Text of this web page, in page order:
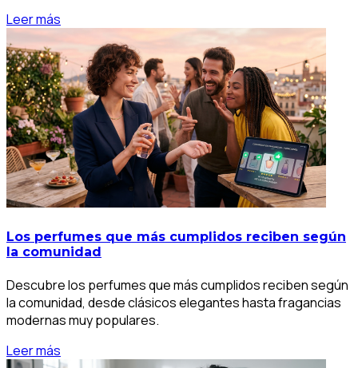
Leer más
Los perfumes que más cumplidos reciben según
la comunidad
Descubre los perfumes que más cumplidos reciben según
la comunidad, desde clásicos elegantes hasta fragancias
modernas muy populares.
Leer más